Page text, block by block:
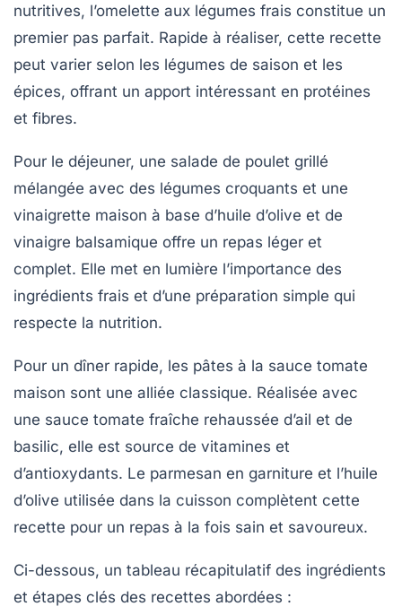
nutritives, l’omelette aux légumes frais constitue un
premier pas parfait. Rapide à réaliser, cette recette
peut varier selon les légumes de saison et les
épices, offrant un apport intéressant en protéines
et fibres.
Pour le déjeuner, une salade de poulet grillé
mélangée avec des légumes croquants et une
vinaigrette maison à base d’huile d’olive et de
vinaigre balsamique offre un repas léger et
complet. Elle met en lumière l’importance des
ingrédients frais et d’une préparation simple qui
respecte la nutrition.
Pour un dîner rapide, les pâtes à la sauce tomate
maison sont une alliée classique. Réalisée avec
une sauce tomate fraîche rehaussée d’ail et de
basilic, elle est source de vitamines et
d’antioxydants. Le parmesan en garniture et l’huile
d’olive utilisée dans la cuisson complètent cette
recette pour un repas à la fois sain et savoureux.
Ci-dessous, un tableau récapitulatif des ingrédients
et étapes clés des recettes abordées :